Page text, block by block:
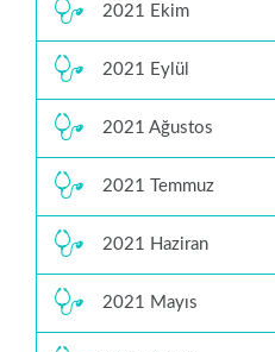
2021 Ekim
2021 Eylül
2021 Ağustos
2021 Temmuz
2021 Haziran
2021 Mayıs